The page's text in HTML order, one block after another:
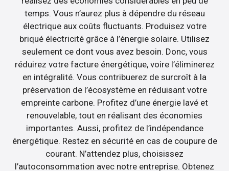
temps. Vous n’aurez plus à dépendre du réseau
électrique aux coûts fluctuants. Produisez votre
briqué électricité grâce à l’énergie solaire. Utilisez
seulement ce dont vous avez besoin. Donc, vous
réduirez votre facture énergétique, voire l’éliminerez
en intégralité. Vous contribuerez de surcroît à la
préservation de l’écosystème en réduisant votre
empreinte carbone. Profitez d’une énergie lavé et
renouvelable, tout en réalisant des économies
importantes. Aussi, profitez de l’indépendance
énergétique. Restez en sécurité en cas de coupure de
courant. N’attendez plus, choisissez
l’autoconsommation avec notre entreprise. Obtenez